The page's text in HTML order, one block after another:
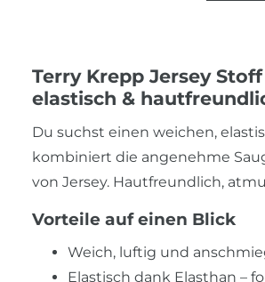
Terry Krepp Jersey
elastisch &
Du suchst einen weichen,
kombiniert die angenehme
von Jersey. Hautfreundlich,
Vorteile auf einen Blick
Weich, luftig und
Elastisch dank Elasthan –